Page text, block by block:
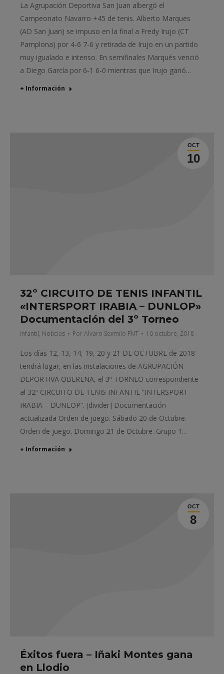
La Agrupación Deportiva San Juan albergó el
Campeonato Navarro +45 de tenis. Alberto Marques
(AD San Juan) se impuso en la final a Fredy Irujo (CT
Pamplona) por 4-6 7-6 y retirada de Irujo en un partido
muy igualado e intenso. En semifinales Marqués venció
a Diego García por 6-1 6-0 mientras que Irujo ganó…
+ Información
OCT
10
32º CIRCUITO DE TENIS INFANTIL
«INTERSPORT IRABIA – DUNLOP»
Documentación del 3º Torneo
Infantil, Noticias PorAlvaro Sexmilo FNT 10 octubre, 2018
Los días 12, 13, 14, 19, 20 y 21 DE OCTUBRE de 2018
tendrá lugar, en las instalaciones de AGRUPACIÓN
DEPORTIVA OBERENA, el 3º TORNEO correspondiente
al 32º CIRCUITO DE TENIS INFANTIL “INTERSPORT
IRABIA – DUNLOP”. [divider] Documentación
actualizada Orden de juego. Sábado 20 de Octubre.
Orden de juego. Domingo 21 de Octubre. Grupo 1…
+ Información
OCT
8
Éxitos fuera – Iñaki Montes gana
en Llodio